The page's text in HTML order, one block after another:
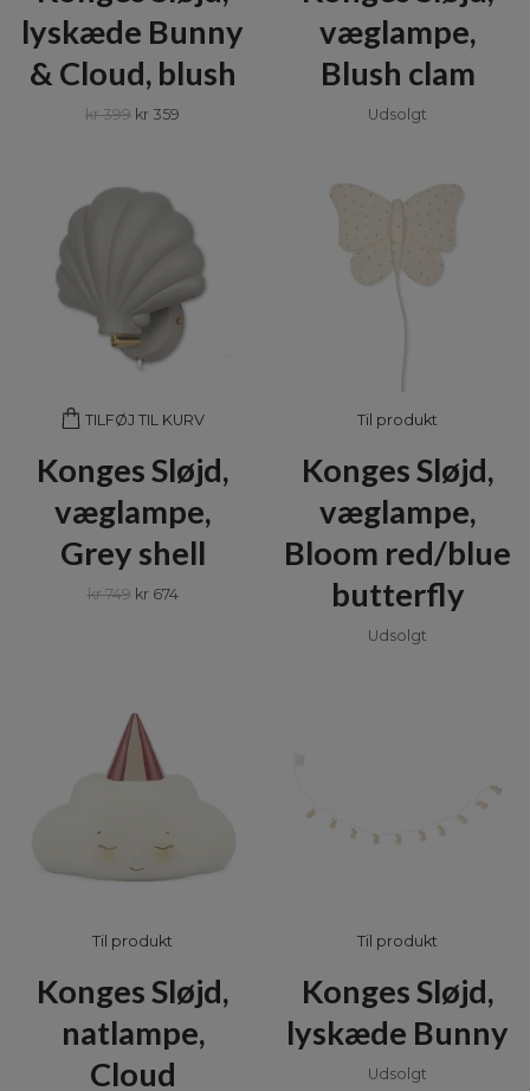
lyskæde Bunny
& Cloud, blush
kr 399 kr 359
væglampe,
Blush clam
Udsolgt
TILFØJ TIL KURV
Konges Sløjd,
væglampe,
Grey shell
kr 749 kr 674
Til produkt
Konges Sløjd,
væglampe,
Bloom red/blue
butterfly
Udsolgt
Til produkt
Konges Sløjd,
natlampe,
Cloud
Til produkt
Konges Sløjd,
lyskæde Bunny
Udsolgt